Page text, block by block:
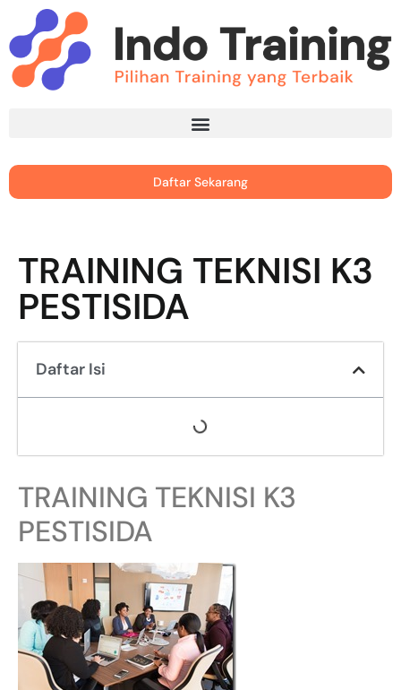
Daftar Sekarang
TRAINING TEKNISI K3
PESTISIDA
Daftar Isi
TRAINING TEKNISI K3
PESTISIDA